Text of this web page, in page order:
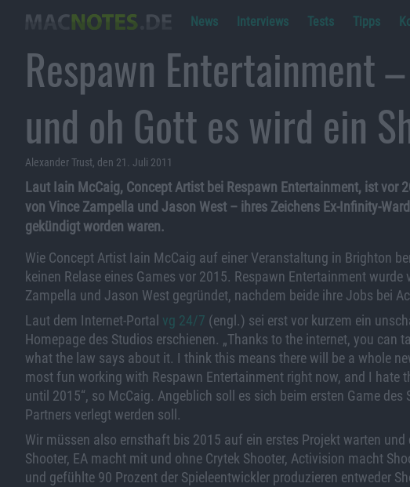
News Interviews Tests Tipps
Respawn Entertainment
und oh Gott es wird ein
Alexander Trust, den 21. Juli 2011
Laut Iain McCaig, Concept Artist bei Respawn Entertainment, ist vor
von Vince Zampella und Jason West – ihres Zeichens Ex-Infinity-
gekündigt worden waren.
Wie Concept Artist Iain McCaig auf einer Veranstaltung in Brighton
keinen Relase eines Games vor 2015. Respawn Entertainment
Zampella und Jason West gegründet, nachdem beide ihre Jobs bei
Laut dem Internet-Portal vg 24/7 (engl.) sei erst vor kurzem ein
Homepage des Studios erschienen. „Thanks to the internet, you
what the law says about it. I think this means there will be a whole
most fun working with Respawn Entertainment right now, and I hate
until 2015“, so McCaig. Angeblich soll es sich beim ersten Game
Partners verlegt werden soll.
Wir müssen also ernsthaft bis 2015 auf ein erstes Projekt warten und
Shooter, EA macht mit und ohne Crytek Shooter, Activision macht
und gefühlte 90 Prozent der Spieleentwickler produzieren entweder